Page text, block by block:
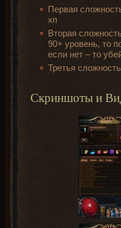
Первая
хп
Вторая
90+ уровень, то
если нет – то
Третья
Скриншоты и